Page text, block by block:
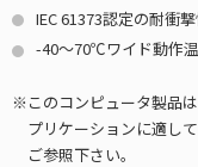
IEC 61373認定の耐衝
-40〜70℃ワイド動作
このコンピュータ製品
プリケーションに適し
ご参照下さい。